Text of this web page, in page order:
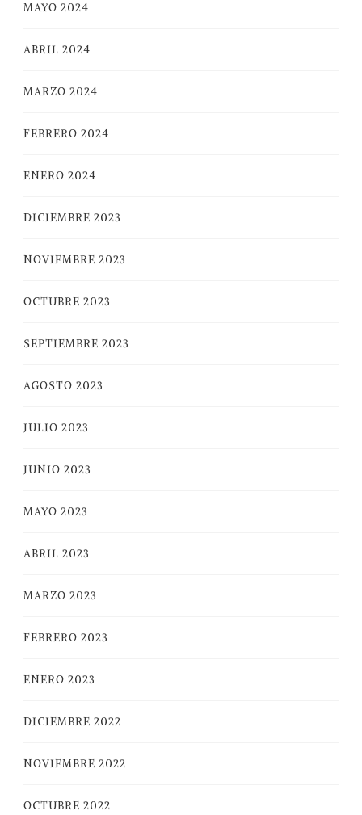
MAYO 2024
ABRIL 2024
MARZO 2024
FEBRERO 2024
ENERO 2024
DICIEMBRE 2023
NOVIEMBRE 2023
OCTUBRE 2023
SEPTIEMBRE 2023
AGOSTO 2023
JULIO 2023
JUNIO 2023
MAYO 2023
ABRIL 2023
MARZO 2023
FEBRERO 2023
ENERO 2023
DICIEMBRE 2022
NOVIEMBRE 2022
OCTUBRE 2022